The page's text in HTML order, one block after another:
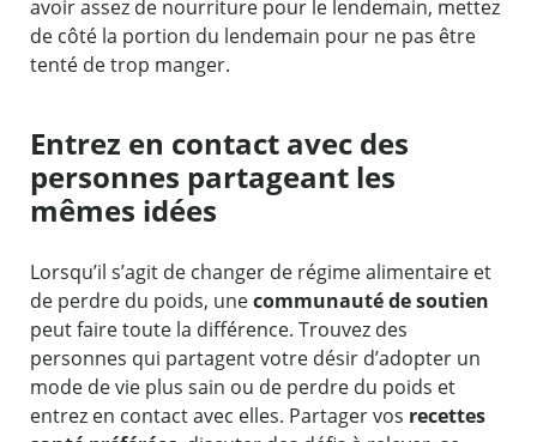
avoir assez de nourriture pour le lendemain, mettez
de côté la portion du lendemain pour ne pas être
tenté de trop manger.
Entrez en contact avec des
personnes partageant les
mêmes idées
Lorsqu’il s’agit de changer de régime alimentaire et
de perdre du poids, unecommunauté de soutien
peut faire toute la différence. Trouvez des
personnes qui partagent votre désir d’adopter un
mode de vie plus sain ou de perdre du poids et
entrez en contact avec elles. Partager vos recettes